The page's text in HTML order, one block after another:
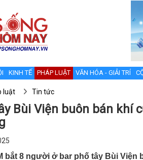
KINH TẾ PHÁP LUẬT VĂN HÓA - GIẢI TRÍ
luật Tin tức
Bùi Viện buôn bán khí
bắt 8 người ở bar phố tây Bùi